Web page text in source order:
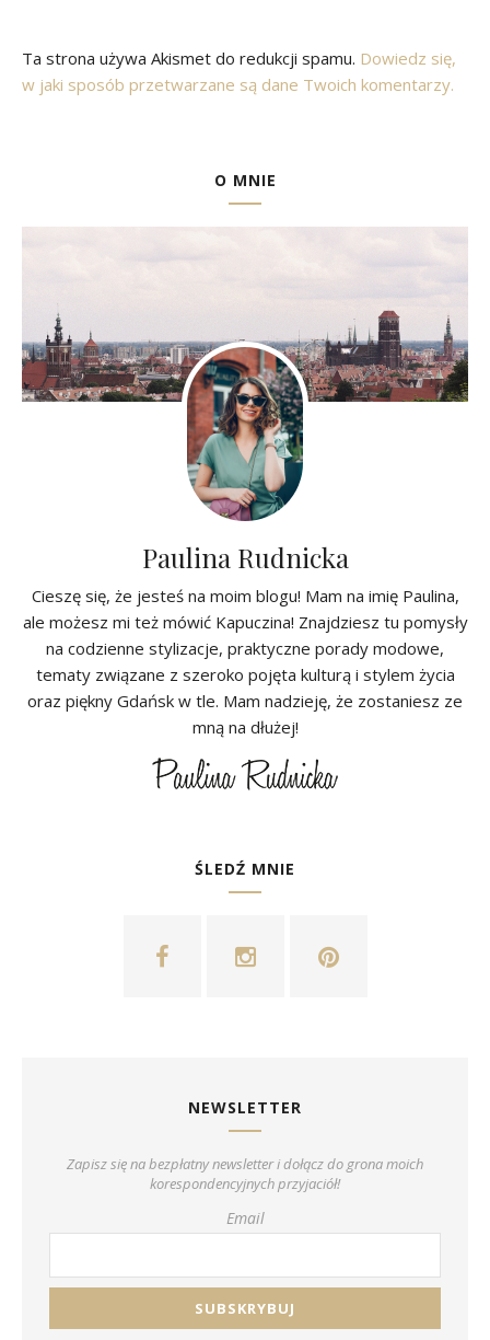
Ta strona używa Akismet do redukcji spamu. Dowiedz się,
w jaki sposób przetwarzane są dane Twoich komentarzy.
O MNIE
Paulina Rudnicka
Cieszę się, że jesteś na moim blogu! Mam na imię Paulina,
ale możesz mi też mówić Kapuczina! Znajdziesz tu pomysły
na codzienne stylizacje, praktyczne porady modowe,
tematy związane z szeroko pojęta kulturą i stylem życia
oraz piękny Gdańsk w tle. Mam nadzieję, że zostaniesz ze
mną na dłużej!
ŚLEDŹ MNIE
NEWSLETTER
Zapisz się na bezpłatny newsletter i dołącz do grona moich
korespondencyjnych przyjaciół!
Email